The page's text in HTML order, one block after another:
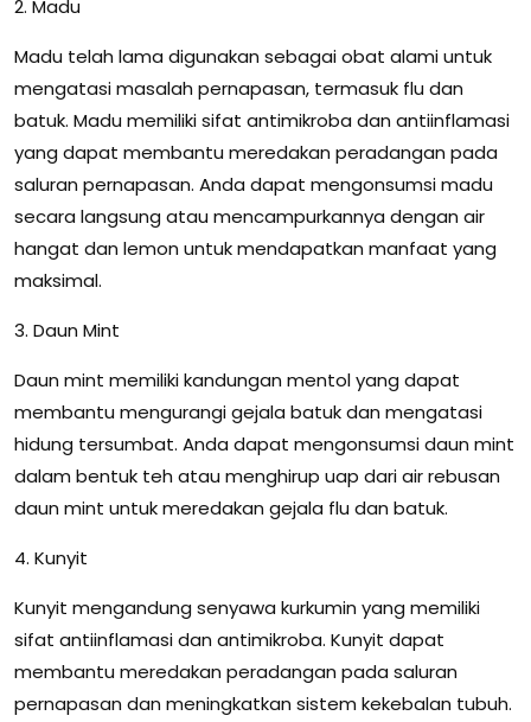
2. Madu
Madu telah lama digunakan sebagai obat alami untuk
mengatasi masalah pernapasan, termasuk flu dan
batuk. Madu memiliki sifat antimikroba dan antiinflamasi
yang dapat membantu meredakan peradangan pada
saluran pernapasan. Anda dapat mengonsumsi madu
secara langsung atau mencampurkannya dengan air
hangat dan lemon untuk mendapatkan manfaat yang
maksimal.
3. Daun Mint
Daun mint memiliki kandungan mentol yang dapat
membantu mengurangi gejala batuk dan mengatasi
hidung tersumbat. Anda dapat mengonsumsi daun mint
dalam bentuk teh atau menghirup uap dari air rebusan
daun mint untuk meredakan gejala flu dan batuk.
4. Kunyit
Kunyit mengandung senyawa kurkumin yang memiliki
sifat antiinflamasi dan antimikroba. Kunyit dapat
membantu meredakan peradangan pada saluran
pernapasan dan meningkatkan sistem kekebalan tubuh.